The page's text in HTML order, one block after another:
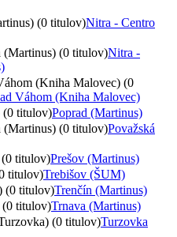
(0 titulov)Nitra - Centro
(Martinus) (0 titulov)Nitra -
(Kniha Malovec) (0
Váhom (Kniha Malovec)
(0 titulov)Poprad (Martinus)
(Martinus) (0 titulov)Považská
(0 titulov)Prešov (Martinus)
titulov)Trebišov (ŠUM)
(0 titulov)Trenčín (Martinus)
(0 titulov)Trnava (Martinus)
(0 titulov)Turzovka